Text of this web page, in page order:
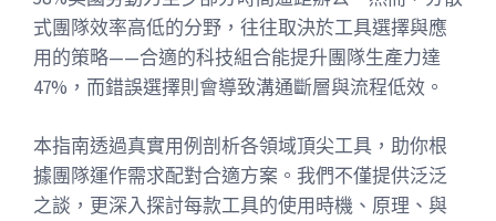
式團隊效率高低的分野，往往取決於工具選擇與應
用的策略——合適的科技組合能提升團隊生產力達
47%，而錯誤選擇則會導致溝通斷層與流程低效。
本指南透過真實用例剖析各領域頂尖工具，助你根
據團隊運作需求配對合適方案。我們不僅提供泛泛
之談，更深入探討每款工具的使用時機、原理、與